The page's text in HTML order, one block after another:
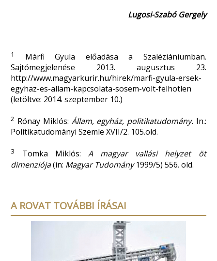
Lugosi-Szabó Gergely
1
Márfi Gyula előadása a Szaléziániumban.
Sajtómegjelenése 2013. augusztus 23.
http://www.magyarkurir.hu/hirek/marfi-gyula-ersek-
egyhaz-es-allam-kapcsolata-sosem-volt-felhotlen
(letöltve: 2014. szeptember 10.)
2 Rónay Miklós: Állam, egyház, politikatudomány.In.:
Politikatudományi Szemle XVII/2. 105.old.
3 Tomka Miklós: A magyar vallási helyzet öt
dimenziója(in: Magyar Tudomány1999/5) 556. old.
A ROVAT TOVÁBBI ÍRÁSAI